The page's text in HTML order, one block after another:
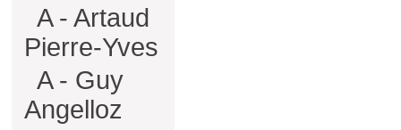
A - Artaud
Pierre-Yves
A - Guy
Angelloz